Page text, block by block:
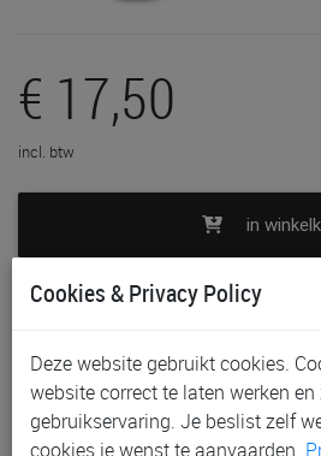
€ 17,50
incl. btw
in
toevoegen aan
Gratis (en direct) af te halen
Gent, Sint-Niklaas en
Gratis verzending vanaf € 80 *
Cookies & Privacy Policy
Deze website gebruikt cookies.
website correct te laten werken
gebruikservaring. Je beslist zelf
cookies je wenst te aanvaarden.